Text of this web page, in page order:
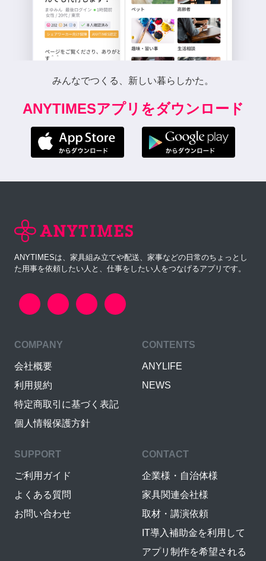
みんなでつくる、新しい暮らしかた。
ANYTIMESアプリをダウンロード
ANYTIMESは、家具組み立てや配送、家事などの日常のちょっとし
た用事を依頼したい人と、仕事をしたい人をつなげるアプリです。
COMPANY
会社概要
利用規約
特定商取引に基づく表記
個人情報保護方針
CONTENTS
ANYLIFE
NEWS
SUPPORT
ご利用ガイド
よくある質問
お問い合わせ
CONTACT
企業様・自治体様
家具関連会社様
取材・講演依頼
IT導入補助金を利用して
アプリ制作を希望される